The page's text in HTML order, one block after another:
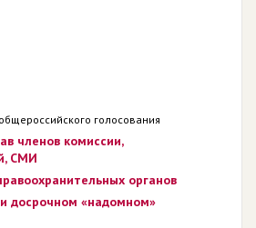
голосования
членов комиссии,
СМИ
органов
досрочном «надомном»